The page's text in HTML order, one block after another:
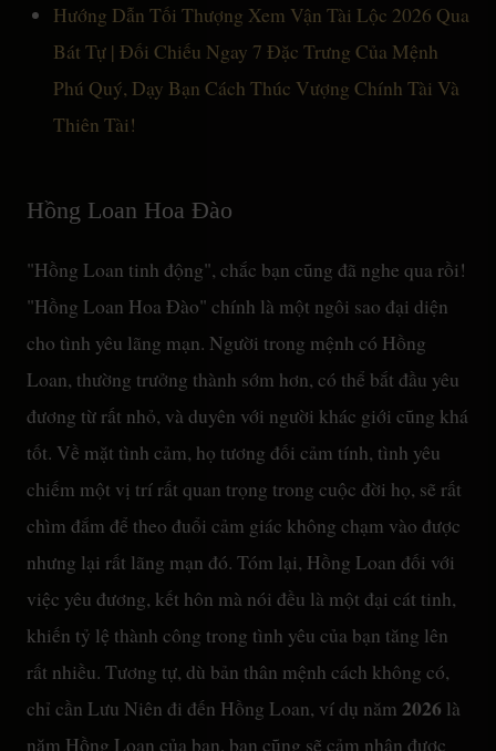
Hướng Dẫn Tối Thượng Xem Vận Tài Lộc 2026 Qua
Bát Tự | Đối Chiếu Ngay 7 Đặc Trưng Của Mệnh
Phú Quý, Dạy Bạn Cách Thúc Vượng Chính Tài Và
Thiên Tài!
Hồng Loan Hoa Đào
"Hồng Loan tinh động", chắc bạn cũng đã nghe qua rồi!
"Hồng Loan Hoa Đào" chính là một ngôi sao đại diện
cho tình yêu lãng mạn. Người trong mệnh có Hồng
Loan, thường trưởng thành sớm hơn, có thể bắt đầu yêu
đương từ rất nhỏ, và duyên với người khác giới cũng khá
tốt. Về mặt tình cảm, họ tương đối cảm tính, tình yêu
chiếm một vị trí rất quan trọng trong cuộc đời họ, sẽ rất
chìm đắm để theo đuổi cảm giác không chạm vào được
nhưng lại rất lãng mạn đó. Tóm lại, Hồng Loan đối với
việc yêu đương, kết hôn mà nói đều là một đại cát tinh,
khiến tỷ lệ thành công trong tình yêu của bạn tăng lên
rất nhiều. Tương tự, dù bản thân mệnh cách không có,
chỉ cần Lưu Niên đi đến Hồng Loan, ví dụ năm 2026 là
năm Hồng Loan của bạn, bạn cũng sẽ cảm nhận được